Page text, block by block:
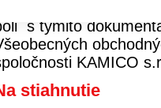
s týmito
KAMICO
stiahnutie